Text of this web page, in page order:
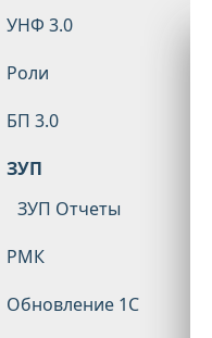
УНФ 3.0
Роли
БП 3.0
ЗУП
ЗУП Отчеты
РМК
Обновление 1С